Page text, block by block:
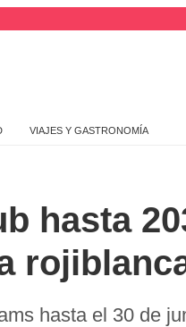
VIAJES Y GASTRONOMÍA
hasta
hasta el 30 de